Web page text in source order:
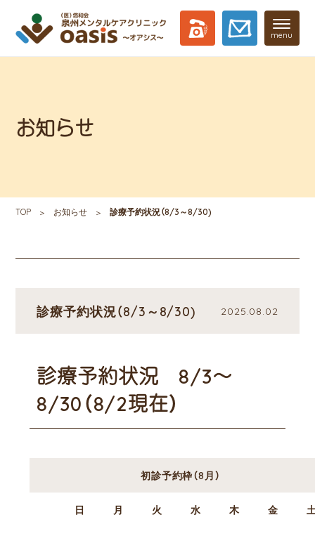
menu
お知らせ
TOP お知らせ 診療予約状況（8/3～8/30)
診療予約状況（8/3～8/30) 2025.08.02
診療予約状況 8/3～
8/30（8/2現在）
初診予約枠（8月）
日 月 火 水 木 金